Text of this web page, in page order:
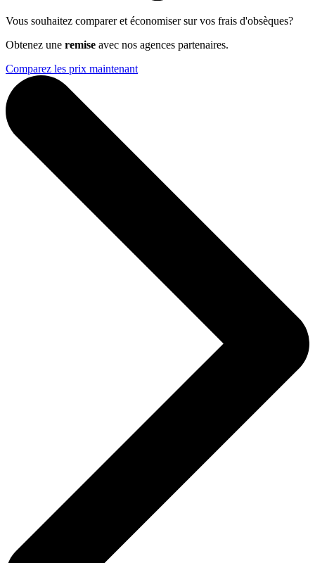
Vous souhaitez comparer et économiser sur vos frais d'obsèques?
Obtenez une remise avec nos agences partenaires.
Comparez les prix maintenant